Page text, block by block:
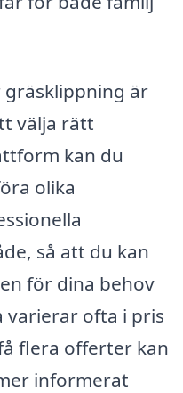
är
välja rätt
kan du
olika
så att du kan
för dina behov
varierar ofta i pris
flera offerter kan
informerat